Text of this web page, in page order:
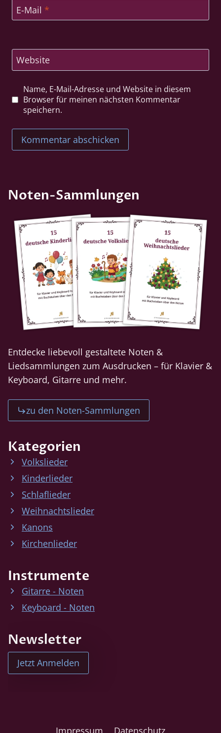
E-Mail *
Website
Name, E-Mail-Adresse und Website in diesem
Browser für meinen nächsten Kommentar
speichern.
Noten-Sammlungen
Entdecke liebevoll gestaltete Noten &
Liedsammlungen zum Ausdrucken – für Klavier &
Keyboard, Gitarre und mehr.
zu den Noten-Sammlungen
Kategorien
Volkslieder
Kinderlieder
Schlaflieder
Weihnachtslieder
Kanons
Kirchenlieder
Instrumente
Gitarre - Noten
Keyboard - Noten
Newsletter
Jetzt Anmelden
Impressum Datenschutz